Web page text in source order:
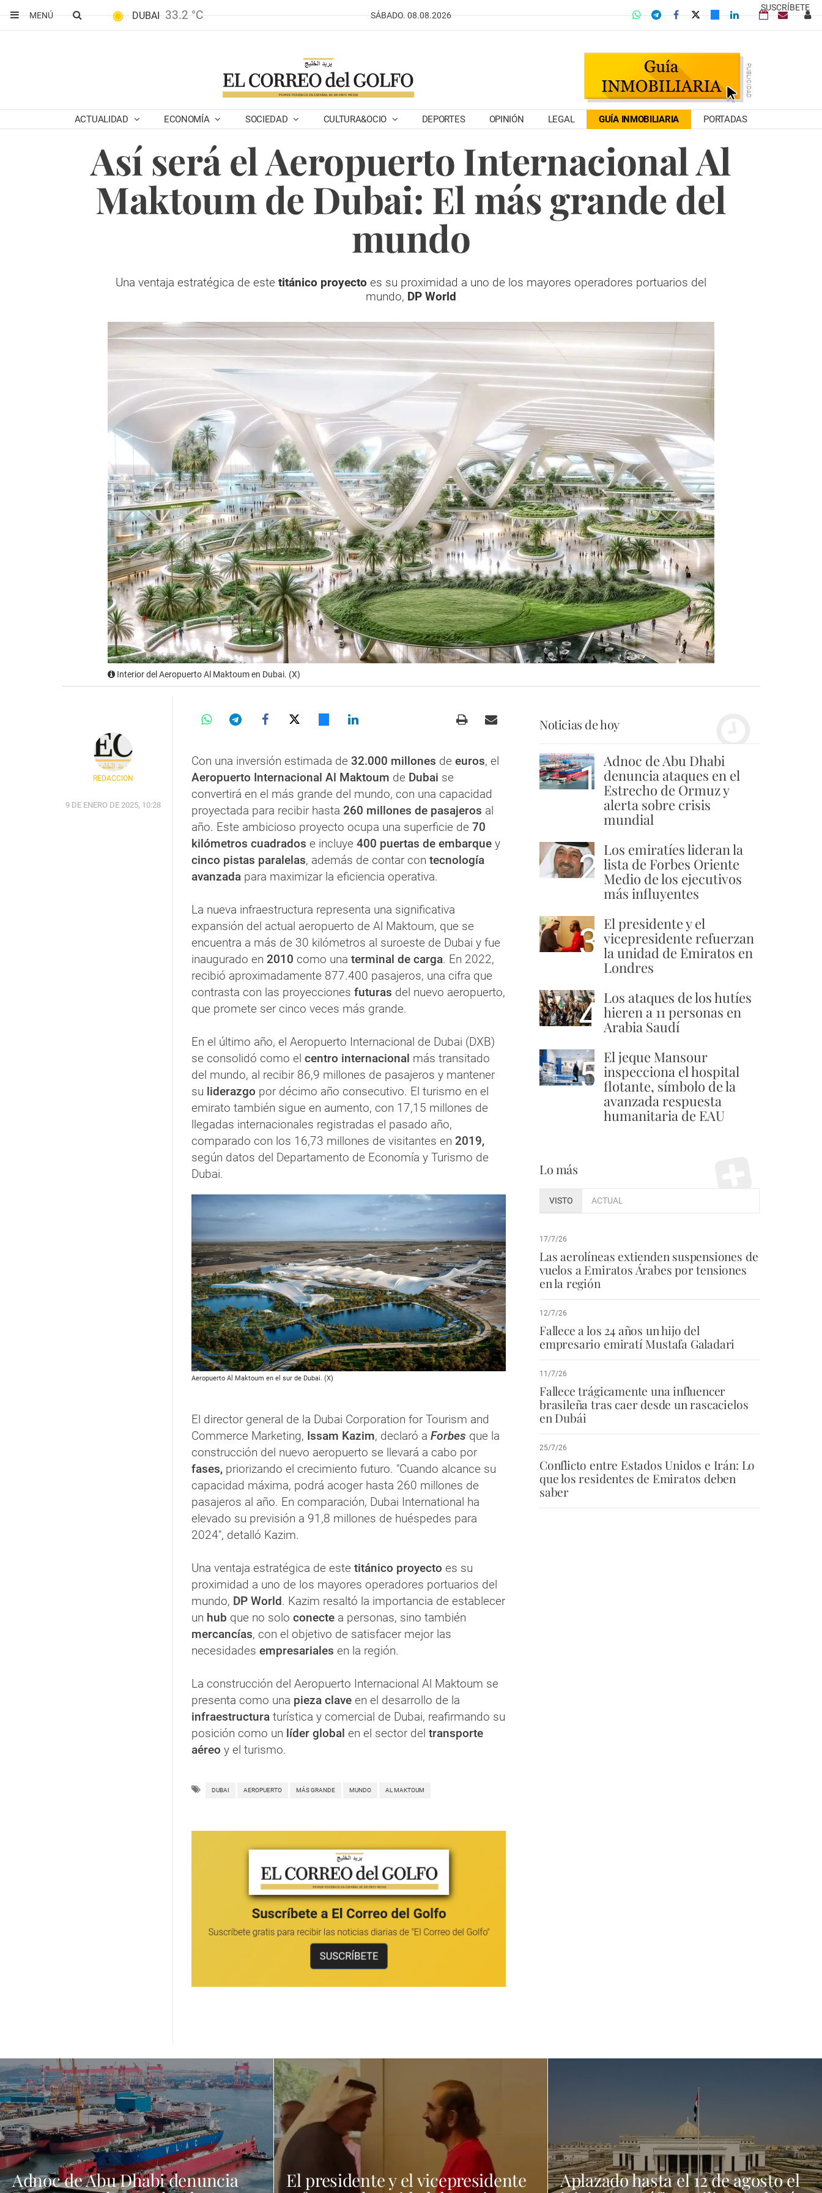
SUSCRÍBETE
MENÚ
DUBAI 33.2 °C SÁBADO. 08.08.2026
ACTUALIDAD ECONOMÍA SOCIEDAD CULTURA&OCIO DEPORTES OPINIÓN LEGAL GUÍA INMOBILIARIA PORTADAS
Así será el Aeropuerto Internacional Al
Maktoum de Dubai: El más grande del
mundo
Una ventaja estratégica de este titánico proyecto es su proximidad a uno de los mayores operadores portuarios del
mundo, DP World
Interior del Aeropuerto Al Maktoum en Dubai. (X)
REDACCIÓN
9 DE ENERO DE 2025, 10:28
Con una inversión estimada de 32.000 millones de euros, el
Aeropuerto Internacional Al Maktoum de Dubai se
convertirá en el más grande del mundo, con una capacidad
proyectada para recibir hasta 260 millones de pasajeros al
año. Este ambicioso proyecto ocupa una superficie de 70
kilómetros cuadrados e incluye 400 puertas de embarque y
cinco pistas paralelas, además de contar con tecnología
avanzada para maximizar la eficiencia operativa.
La nueva infraestructura representa una significativa
expansión del actual aeropuerto de Al Maktoum, que se
encuentra a más de 30 kilómetros al suroeste de Dubai y fue
inaugurado en 2010 como una terminal de carga. En 2022,
recibió aproximadamente 877.400 pasajeros, una cifra que
contrasta con las proyecciones futuras del nuevo aeropuerto,
que promete ser cinco veces más grande.
En el último año, el Aeropuerto Internacional de Dubai (DXB)
se consolidó como el centro internacional más transitado
del mundo, al recibir 86,9 millones de pasajeros y mantener
su liderazgo por décimo año consecutivo. El turismo en el
emirato también sigue en aumento, con 17,15 millones de
llegadas internacionales registradas el pasado año,
comparado con los 16,73 millones de visitantes en 2019,
según datos del Departamento de Economía y Turismo de
Dubai.
Aeropuerto Al Maktoum en el sur de Dubai. (X)
El director general de la Dubai Corporation for Tourism and
Commerce Marketing, Issam Kazim, declaró a Forbes que la
construcción del nuevo aeropuerto se llevará a cabo por
fases, priorizando el crecimiento futuro. "Cuando alcance su
capacidad máxima, podrá acoger hasta 260 millones de
pasajeros al año. En comparación, Dubai International ha
elevado su previsión a 91,8 millones de huéspedes para
2024", detalló Kazim.
Una ventaja estratégica de este titánico proyecto es su
proximidad a uno de los mayores operadores portuarios del
mundo, DP World. Kazim resaltó la importancia de establecer
un hub que no solo conecte a personas, sino también
mercancías, con el objetivo de satisfacer mejor las
necesidades empresariales en la región.
La construcción del Aeropuerto Internacional Al Maktoum se
presenta como una pieza clave en el desarrollo de la
infraestructura turística y comercial de Dubai, reafirmando su
posición como un líder global en el sector del transporte
aéreo y el turismo.
DUBAI AEROPUERTO MÁS GRANDE MUNDO AL MAKTOUM
Noticias de hoy
1 Adnoc de Abu Dhabi
denuncia ataques en el
Estrecho de Ormuz y
alerta sobre crisis
mundial
2 Los emiratíes lideran la
lista de Forbes Oriente
Medio de los ejecutivos
más influyentes
3 El presidente y el
vicepresidente refuerzan
la unidad de Emiratos en
Londres
4 Los ataques de los hutíes
hieren a 11 personas en
Arabia Saudí
5 El jeque Mansour
inspecciona el hospital
flotante, símbolo de la
avanzada respuesta
humanitaria de EAU
Lo más
VISTO ACTUAL
17/7/26
Las aerolíneas extienden suspensiones de
vuelos a Emiratos Árabes por tensiones
en la región
12/7/26
Fallece a los 24 años un hijo del
empresario emiratí Mustafa Galadari
11/7/26
Fallece trágicamente una influencer
brasileña tras caer desde un rascacielos
en Dubái
25/7/26
Conflicto entre Estados Unidos e Irán: Lo
que los residentes de Emiratos deben
saber
Adnoc de Abu Dhabi denuncia
El presidente y el vicepresidente
Aplazado hasta el 12 de agosto el